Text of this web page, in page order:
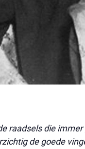
raadsels die
de goede